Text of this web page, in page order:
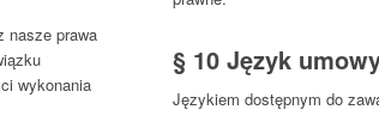
nasze prawa
wykonania
§ 10 Język
Językiem dostępnym do